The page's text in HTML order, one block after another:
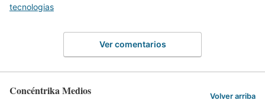
tecnologias
Ver comentarios
Concéntrika Medios Volver arriba